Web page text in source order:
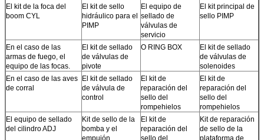
El kit de la foca del
boom CYL
El kit de sello
hidráulico para el
PIMP
El equipo de
sellado de
válvulas de
servicio
El kit principal de
sello PIMP
En el caso de las
armas de fuego, el
equipo de las focas.
El kit de sellado
de válvulas de
pivote
O RING BOX
El kit de sellado
de válvulas de
solenoides
En el caso de las aves
de corral
El kit de sellado
de válvula de
control
El kit de
reparación del
sello del
rompehielos
El kit de
reparación del
sello del
rompehielos
El equipo de sellado
del cilindro ADJ
Kit de sello de la
bomba y el
empujón
El kit de
reparación del
sello del
Kit de reparación
de sello de la
plataforma de